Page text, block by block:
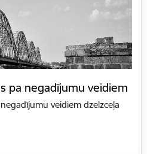
pa negadījumu veidiem
veidiem dzelzceļa